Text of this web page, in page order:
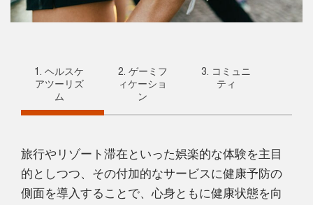
1. ヘルスケ
アツーリズ
ム
2. ゲーミフ
ィケーショ
ン
3. コミュニ
ティ
旅行やリゾート滞在といった娯楽的な体験を主目
的としつつ、その付加的なサービスに健康予防の
側面を導入することで、心身ともに健康状態を向